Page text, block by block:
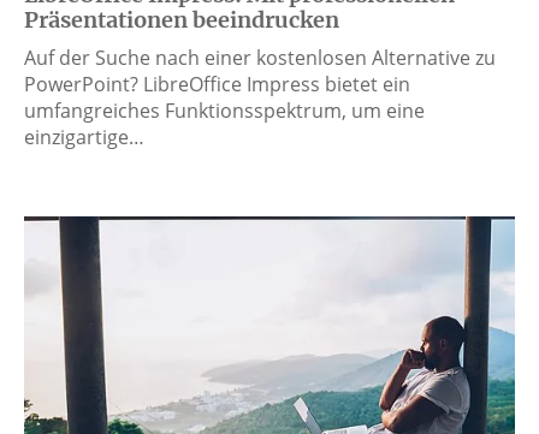
Präsentationen beeindrucken
Auf der Suche nach einer kostenlosen Alternative zu
PowerPoint? LibreOffice Impress bietet ein
umfangreiches Funktionsspektrum, um eine
einzigartige…